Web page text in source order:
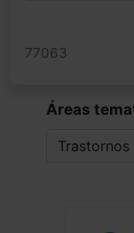
77063
Áreas